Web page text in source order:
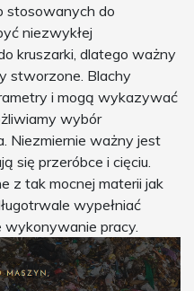
stosowanych do
niezwykłej
kruszarki, dlatego ważny
stworzone. Blachy
i mogą wykazywać
wybór
Niezmiernie ważny jest
się przeróbce i cięciu.
z tak mocnej materii jak
wypełniać
wykonywanie pracy.